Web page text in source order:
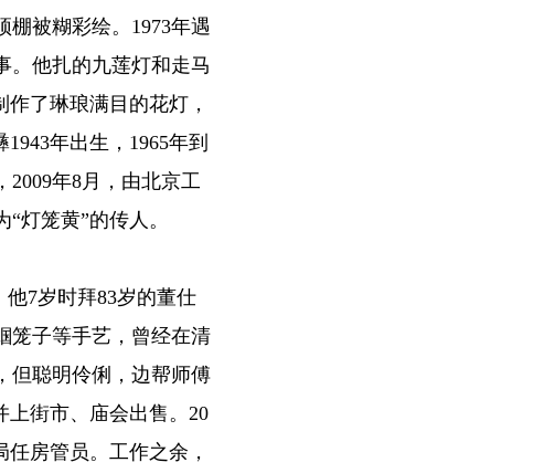
被糊彩绘。1973年遇
。他扎的九莲灯和走马
了琳琅满目的花灯，
年出生，1965年到
年8月，由北京工
灯笼黄”的传人。
他7岁时拜83岁的董仕
笼子等手艺，曾经在清
但聪明伶俐，边帮师傅
上街市、庙会出售。20
房管员。工作之余，